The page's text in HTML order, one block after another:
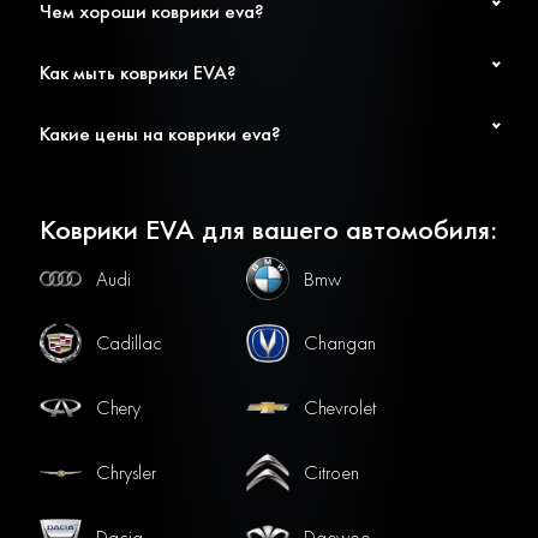
Чем хороши коврики eva?
Как мыть коврики EVA?
Какие цены на коврики eva?
Коврики EVA для вашего автомобиля:
Audi Bmw
Cadillac Changan
Chery Chevrolet
Chrysler Citroen